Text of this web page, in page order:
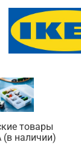
товары
(в наличии)